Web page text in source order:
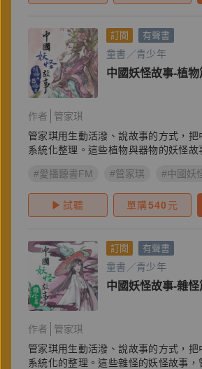
訂閱 有聲書
童書／青少年
中國妖怪故事-植
作者
管家琪
管家琪用生動活潑、說故事的方式，把
系統化整理。這些植物與器物的妖怪故
#愛播聽書FM
#管家琪 #中國妖
試聽 單購540 元
訂閱 有聲書
童書／青少年
中國妖怪故事-雜怪
作者
管家琪
管家琪用生動活潑、說故事的方式，把
系統化的整理。這些雜怪的妖怪故事，